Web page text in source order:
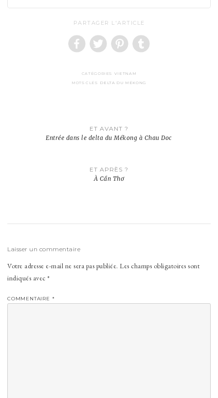
PARTAGER L'ARTICLE
CATÉGORIES VIETNAM
MOTS CLÉS DELTA DU MÉKONG
l’article
ET AVANT ?
Entrée dans le delta du Mékong à Chau Doc
ET APRÈS ?
À Cần Thơ
Laisser un commentaire
Votre adresse e-mail ne sera pas publiée. Les champs obligatoires sont
indiqués avec *
COMMENTAIRE *